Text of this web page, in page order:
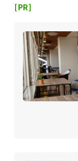
[PR]